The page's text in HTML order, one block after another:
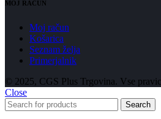
MOJ RAČUN
Moj račun
Košarica
Seznam želja
Primerjalnik
© 2025, CGS Plus Trgovina. Vse
Close
Search